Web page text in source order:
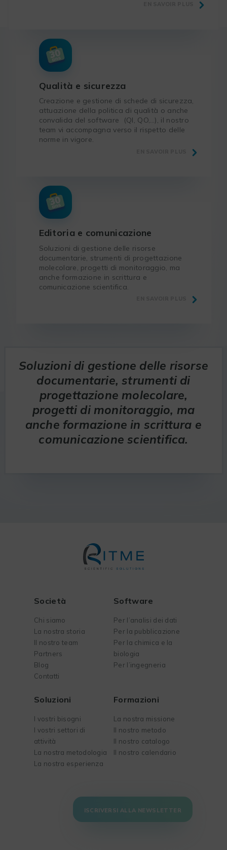
Qualità e sicurezza
Creazione e gestione di schede di sicurezza,
attuazione della politica di qualità o anche
convalida del software (QI, QO,…), il nostro
team vi accompagna verso il rispetto delle
norme in vigore.
Editoria e comunicazione
Soluzioni di gestione delle risorse
documentarie, strumenti di progettazione
molecolare, progetti di monitoraggio, ma
anche formazione in scrittura e
comunicazione scientifica.
Soluzioni di gestione delle risorse
documentarie, strumenti di
progettazione molecolare,
progetti di monitoraggio, ma
anche formazione in scrittura e
comunicazione scientifica.
Società
Chi siamo
La nostra storia
Il nostro team
Partners
Blog
Contatti
Software
Per l’analisi dei dati
Per la pubblicazione
Per la chimica e la
biologia
Per l’ingegneria
Soluzioni
I vostri bisogni
I vostri settori di
attività
La nostra metodologia
La nostra esperienza
Formazioni
La nostra missione
Il nostro metodo
Il nostro catalogo
Il nostro calendario
ISCRIVERSI ALLA NEWSLETTER